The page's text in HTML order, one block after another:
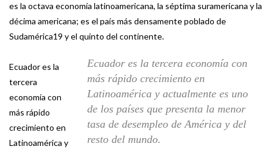
es la octava economía latinoamericana, la séptima suramericana y la
décima americana; es el país más densamente poblado de
Sudamérica19 y el quinto del continente.
Ecuador es la tercera economía con
más rápido crecimiento en
Latinoamérica y actualmente es uno
de los países que presenta la menor
tasa de desempleo de América y del
resto del mundo.
Ecuador es la
tercera
economía con
más rápido
crecimiento en
Latinoamérica y